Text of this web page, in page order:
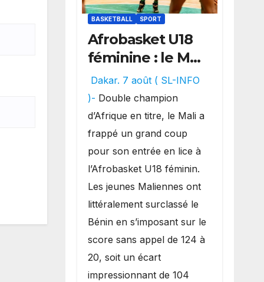
BASKETBALL SPORT
Afrobasket U18
féminine : le Mali
réalise un
véritable festival
offensif et
inflige une
lourde défaite
au Bénin.
Dakar. 7 août ( SL-INFO
)- Double champion
d’Afrique en titre, le Mali a
frappé un grand coup
pour son entrée en lice à
l’Afrobasket U18 féminin.
Les jeunes Maliennes ont
littéralement surclassé le
Bénin en s’imposant sur le
score sans appel de 124 à
20, soit un écart
impressionnant de 104